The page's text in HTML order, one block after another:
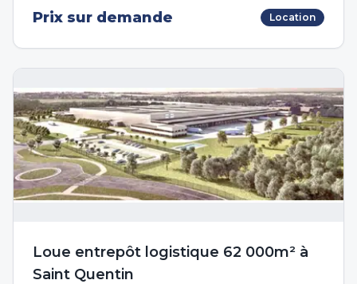
Prix sur demande Location
Loue entrepôt logistique 62 000m² à
Saint Quentin